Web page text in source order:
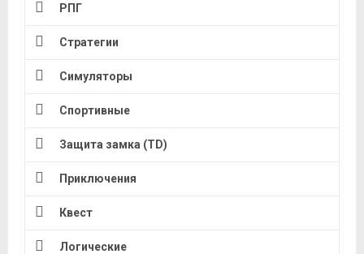
РПГ
Стратегии
Симуляторы
Спортивные
Защита замка (TD)
Приключения
Квест
Логические